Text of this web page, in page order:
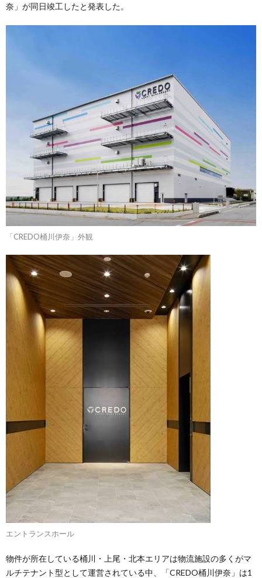
奈」が同日竣工したと発表した。
「CREDO桶川伊奈」外観
エントランスホール
物件が所在している桶川・上尾・北本エリアは物流施設の多くがマ
ルチテナント型として運営されている中、「CREDO桶川伊奈」は1